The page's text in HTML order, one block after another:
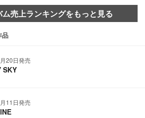
売上ランキングをもっと見る
品
20日発売
SKY
11日発売